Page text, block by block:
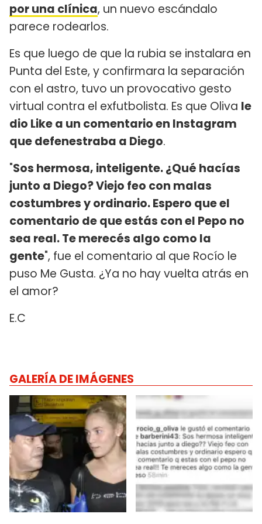
por una clínica, un nuevo escándalo
parece rodearlos.
Es que luego de que la rubia se instalara en
Punta del Este, y confirmara la separación
con el astro, tuvo un provocativo gesto
virtual contra el exfutbolista. Es que Oliva le
dio Like a un comentario en Instagram
que defenestraba a Diego.
"Sos hermosa, inteligente. ¿Qué hacías
junto a Diego? Viejo feo con malas
costumbres y ordinario. Espero que el
comentario de que estás con el Pepo no
sea real. Te merecés algo como la
gente", fue el comentario al que Rocío le
puso Me Gusta. ¿Ya no hay vuelta atrás en
el amor?
E.C
GALERÍA DE IMÁGENES